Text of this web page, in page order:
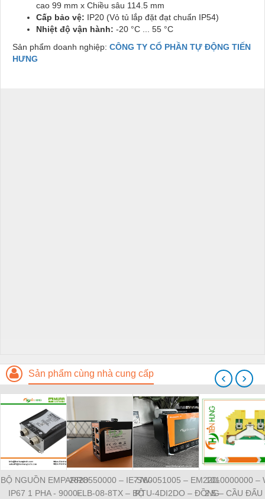
cao 99 mm x Chiều sâu 114.5 mm
Cấp bảo vệ: IP20 (Vỏ tủ lắp đặt đạt chuẩn IP54)
Nhiệt độ vận hành: -20 °C ... 55 °C
Sản phẩm doanh nghiệp: CÔNG TY CỔ PHẦN TỰ ĐỘNG TIẾN
HƯNG
Sản phẩm cùng nhà cung cấp
BỘ NGUỒN EMPARRO
IP67 1 PHA - 9000-
2828550000 – IE-SW-
ELB-08-8TX – BỘ
7760051005 – EM220-
RTU-4DI2DO – ĐỒNG
1010000000 –
2.5 – CẦU ĐẤU
‹ ›